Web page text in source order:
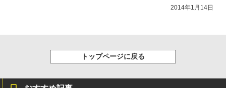
2014年1月14日
トップページに戻る